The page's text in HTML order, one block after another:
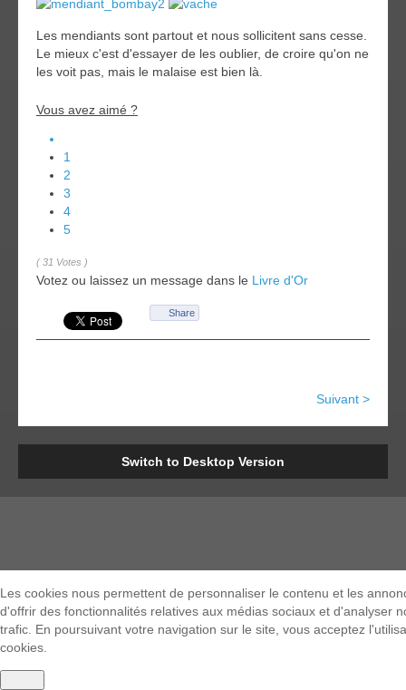
Les mendiants sont partout et nous sollicitent sans cesse.
Le mieux c'est d'essayer de les oublier, de croire qu'on ne
les voit pas, mais le malaise est bien là.
Vous avez aimé ?
1
2
3
4
5
( 31 Votes )
Votez ou laissez un message dans le Livre d'Or
Share
Suivant >
Switch to Desktop Version
Les cookies nous permettent de personnaliser le contenu et les
d'offrir des fonctionnalités relatives aux médias sociaux et d'analyser
trafic. En poursuivant votre navigation sur le site, vous acceptez
cookies.